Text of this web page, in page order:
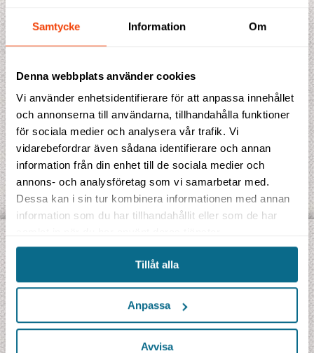
Samtycke Information Om
Denna webbplats använder cookies
Vi använder enhetsidentifierare för att anpassa innehållet
och annonserna till användarna, tillhandahålla funktioner
för sociala medier och analysera vår trafik. Vi
vidarebefordrar även sådana identifierare och annan
information från din enhet till de sociala medier och
annons- och analysföretag som vi samarbetar med.
Dessa kan i sin tur kombinera informationen med annan
information som du har tillhandahållit eller som de har
Tillåt alla
Anpassa
Avvisa
Antal enkelrum
Jambo Safari- Safariresor på riktigt
- Äventyrsresor i internationell grupp
Jambo Kryssning- Utvalda kryssningar i litet format
- Färdiga resepaket med utvalda favoriter